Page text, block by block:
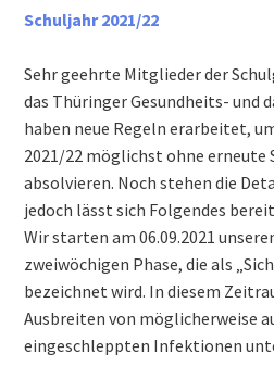
Berufs- und
Schulsozialarbeit
Schulkonferenz
Wir suchen Verstärkung
Downloads
Schuljahr 2021/22
Sehr geehrte Mitglieder der
das Thüringer Gesundheits- und
haben neue Regeln erarbeitet,
2021/22 möglichst ohne erneute
absolvieren. Noch stehen die
jedoch lässt sich Folgendes
Wir starten am 06.09.2021
zweiwöchigen Phase, die als
bezeichnet wird. In diesem
Ausbreiten von möglicherweise
eingeschleppten Infektionen